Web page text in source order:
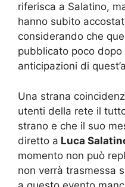
riferisca a Salatino,
hanno subito
considerando che
pubblicato poco
anticipazioni di
Una strana
utenti della rete il
strano e che il suo
diretto a Luca
momento non può
non verrà trasmessa